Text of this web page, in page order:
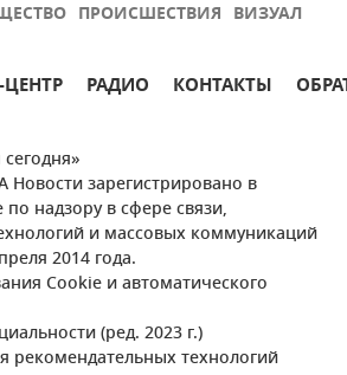
ПРОИСШЕСТВИЯ ВИЗУАЛ
ЦЕНТР РАДИО КОНТАКТЫ
Новости зарегистрировано в
надзору в сфере связи,
и массовых коммуникаций
2014 года.
Cookie и автоматического
(ред. 2023 г.)
рекомендательных технологий